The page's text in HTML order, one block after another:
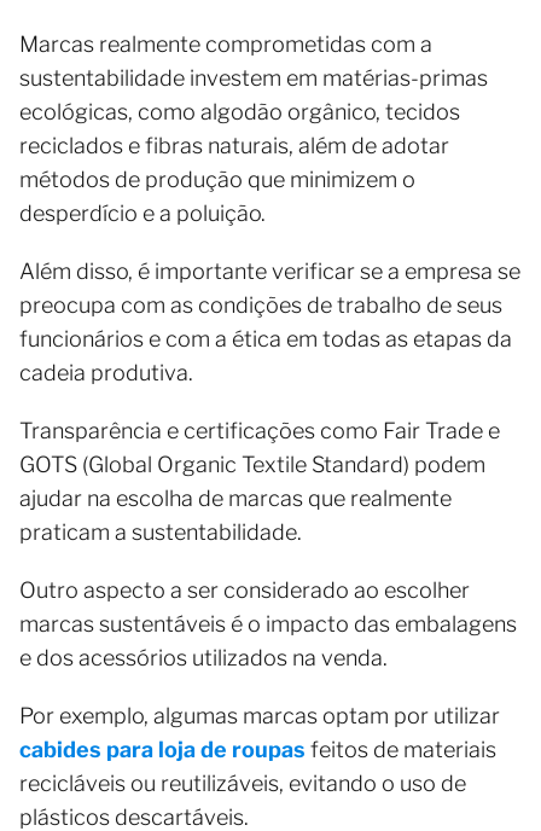
Marcas realmente comprometidas com a
sustentabilidade investem em matérias-primas
ecológicas, como algodão orgânico, tecidos
reciclados e fibras naturais, além de adotar
métodos de produção que minimizem o
desperdício e a poluição.
Além disso, é importante verificar se a empresa se
preocupa com as condições de trabalho de seus
funcionários e com a ética em todas as etapas da
cadeia produtiva.
Transparência e certificações como Fair Trade e
GOTS (Global Organic Textile Standard) podem
ajudar na escolha de marcas que realmente
praticam a sustentabilidade.
Outro aspecto a ser considerado ao escolher
marcas sustentáveis é o impacto das embalagens
e dos acessórios utilizados na venda.
Por exemplo, algumas marcas optam por utilizar
cabides para loja de roupas feitos de materiais
recicláveis ou reutilizáveis, evitando o uso de
plásticos descartáveis.